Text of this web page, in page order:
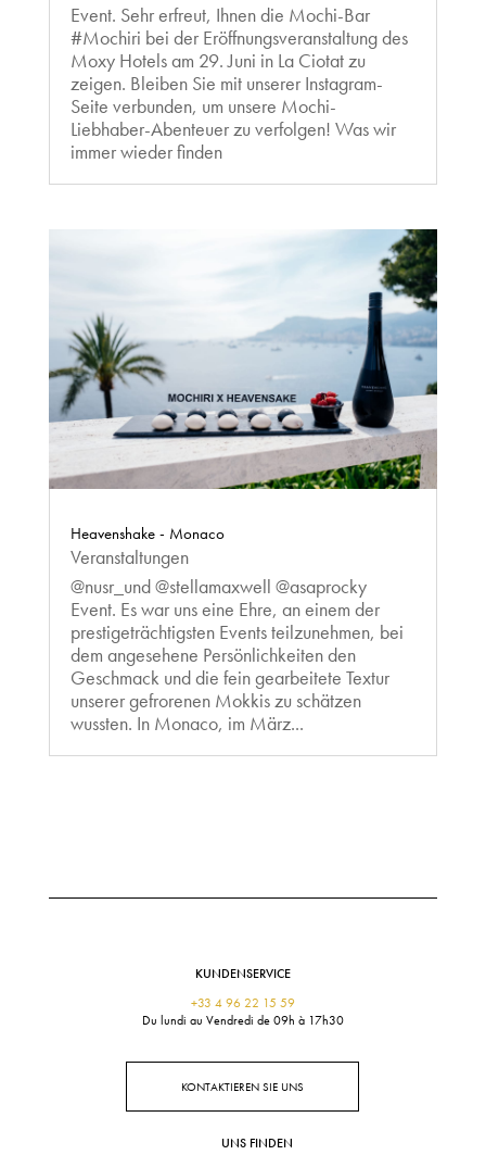
Event. Sehr erfreut, Ihnen die Mochi-Bar
#Mochiri bei der Eröffnungsveranstaltung des
Moxy Hotels am 29. Juni in La Ciotat zu
zeigen. Bleiben Sie mit unserer Instagram-
Seite verbunden, um unsere Mochi-
Liebhaber-Abenteuer zu verfolgen! Was wir
immer wieder finden
Heavenshake - Monaco
Veranstaltungen
@nusr_und @stellamaxwell @asaprocky
Event. Es war uns eine Ehre, an einem der
prestigeträchtigsten Events teilzunehmen, bei
dem angesehene Persönlichkeiten den
Geschmack und die fein gearbeitete Textur
unserer gefrorenen Mokkis zu schätzen
wussten. In Monaco, im März...
KUNDENSERVICE
+33 4 96 22 15 59
Du lundi au Vendredi de 09h à 17h30
KONTAKTIEREN SIE UNS
UNS FINDEN